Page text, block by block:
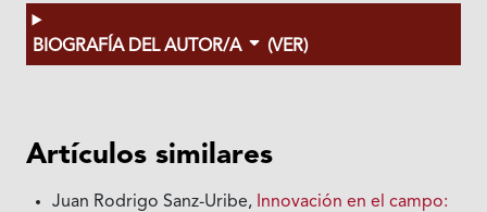
BIOGRAFÍA DEL AUTOR/A (VER)
Artículos similares
Juan Rodrigo Sanz-Uribe, Innovación en el campo: